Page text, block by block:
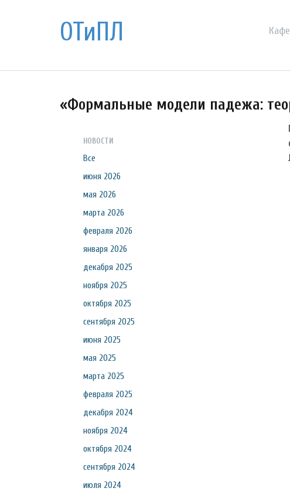
ОТиПЛ
«Формальные модели падежа:
НОВОСТИ
Все
июня 2026
мая 2026
марта 2026
февраля 2026
января 2026
декабря 2025
ноября 2025
октября 2025
сентября 2025
июня 2025
мая 2025
марта 2025
февраля 2025
декабря 2024
ноября 2024
октября 2024
сентября 2024
июля 2024